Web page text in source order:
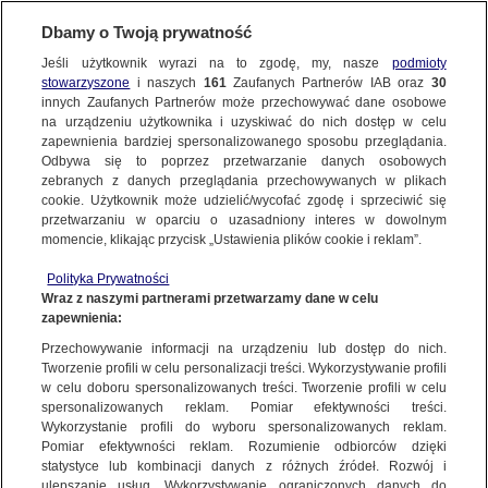
PROGRAMY
"We are permanently appealing to Russia
to abide by the law"
7.07.2017, 12:45
Dbamy o Twoją prywatność
Jeśli użytkownik wyrazi na to zgodę, my, nasze podmioty
stowarzyszone i naszych 161Zaufanych Partnerów IAB oraz 30
innych Zaufanych Partnerów może przechowywać dane osobowe
na urządzeniu użytkownika i uzyskiwać do nich dostęp w celu
zapewnienia bardziej spersonalizowanego sposobu przeglądania.
Odbywa się to poprzez przetwarzanie danych osobowych
zebranych z danych przeglądania przechowywanych w plikach
cookie. Użytkownik może udzielić/wycofać zgodę i sprzeciwić się
przetwarzaniu w oparciu o uzasadniony interes w dowolnym
momencie, klikając przycisk „Ustawienia plików cookie i reklam”.
Polityka Prywatności
Wraz z naszymi partnerami przetwarzamy dane w celu
zapewnienia:
Przechowywanie informacji na urządzeniu lub dostęp do nich.
Tworzenie profili w celu personalizacji treści. Wykorzystywanie profili
w celu doboru spersonalizowanych treści. Tworzenie profili w celu
spersonalizowanych reklam. Pomiar efektywności treści.
Wykorzystanie profili do wyboru spersonalizowanych reklam.
Pomiar efektywności reklam. Rozumienie odbiorców dzięki
statystyce lub kombinacji danych z różnych źródeł. Rozwój i